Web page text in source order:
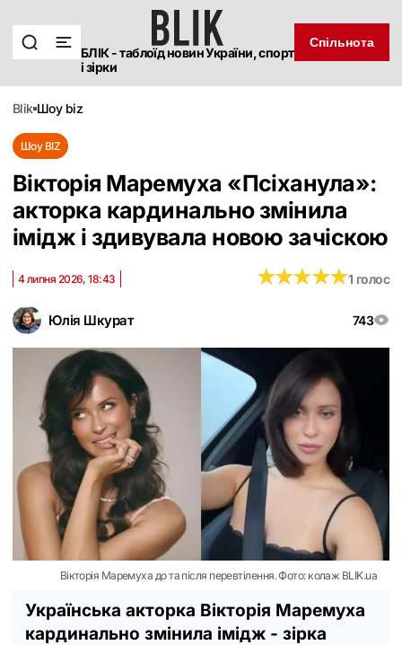
БЛІК - таблоїд новин України, спорт
і зірки
Спільнота
blik шоу biz
Шоу BIZ
Вікторія Маремуха «Псіханула»:
акторка кардинально змінила
імідж і здивувала новою зачіскою
Юлія Шкурат 743
4 липня 2026, 18:43 ★★★★★
★★★★★1 голос
Вікторія Маремуха до та після перевтілення. Фото: колаж BLIK.ua
Українська акторка Вікторія Маремуха
кардинально змінила імідж - зірка